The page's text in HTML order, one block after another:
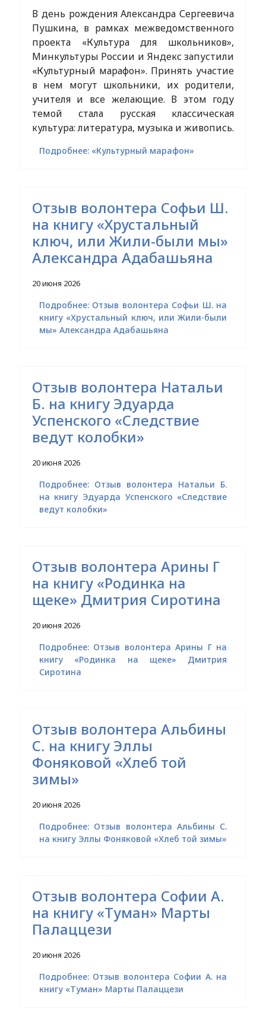
В день рождения Александра Сергеевича
Пушкина, в рамках межведомственного
проекта «Культура для школьников»,
Минкультуры России и Яндекс запустили
«Культурный марафон». Принять участие
в нем могут школьники, их родители,
учителя и все желающие. В этом году
темой стала русская классическая
культура: литература, музыка и живопись.
Подробнее: «Культурный марафон»
Отзыв волонтера Софьи Ш.
на книгу «Хрустальный
ключ, или Жили-были мы»
Александра Адабашьяна
20 июня 2026
Подробнее: Отзыв волонтера Софьи Ш. на
книгу «Хрустальный ключ, или Жили-были
мы» Александра Адабашьяна
Отзыв волонтера Натальи
Б. на книгу Эдуарда
Успенского «Следствие
ведут колобки»
20 июня 2026
Подробнее: Отзыв волонтера Натальи Б.
на книгу Эдуарда Успенского «Следствие
ведут колобки»
Отзыв волонтера Арины Г
на книгу «Родинка на
щеке» Дмитрия Сиротина
20 июня 2026
Подробнее: Отзыв волонтера Арины Г на
книгу «Родинка на щеке» Дмитрия
Сиротина
Отзыв волонтера Альбины
С. на книгу Эллы
Фоняковой «Хлеб той
зимы»
20 июня 2026
Подробнее: Отзыв волонтера Альбины С.
на книгу Эллы Фоняковой «Хлеб той зимы»
Отзыв волонтера Софии А.
на книгу «Туман» Марты
Палаццези
20 июня 2026
Подробнее: Отзыв волонтера Софии А. на
книгу «Туман» Марты Палаццези